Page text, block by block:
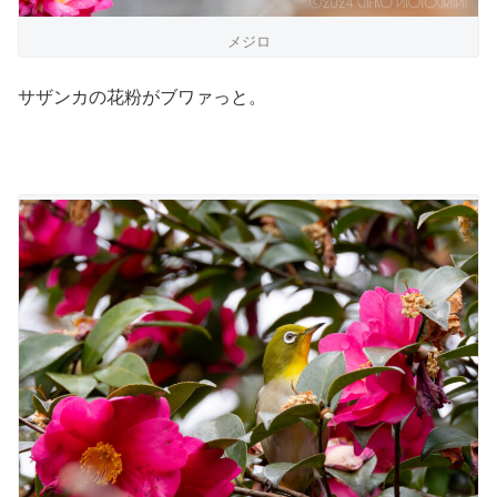
メジロ
サザンカの花粉がブワァっと。